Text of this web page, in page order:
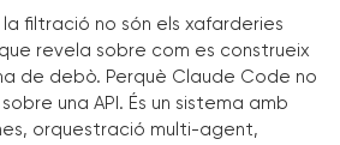
filtració no són els xafarderies
revela sobre com es construeix
de debò. Perquè Claude Code no
una API. És un sistema amb
orquestració multi-agent,